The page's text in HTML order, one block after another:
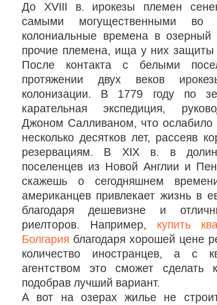
До XVIII в. ирокезы племен
самыми могущественными
колониальные времена в озерный
прочие племена, ища у них защиты
После контакта с белыми
протяжении двух веков
колонизации. В 1779 году по
карательная экспедиция,
Джоном Салливаном, что ослабило
несколько десятков лет, рассеяв
резервациям. В XIX в. в
поселенцев из Новой Англии и
скажешь о сегодняшнем
американцев привлекает жизнь в
благодаря дешевизне и
риелторов. Например, купить
Болгария благодаря хорошей цене
количество иностранцев, а с
агентством это сможет
подобрав лучший вариант.
А вот на озерах жилье не